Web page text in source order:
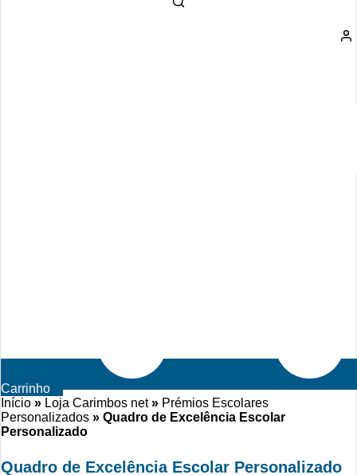
Carrinho
Início » Loja Carimbos net» Prémios Escolares
Personalizados » Quadro de Excelência Escolar
Personalizado
Quadro de Excelência Escolar Personalizado